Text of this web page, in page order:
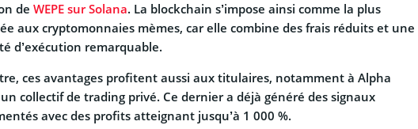
de WEPE sur Solana. La blockchain s’impose ainsi comme la plus
aux cryptomonnaies mèmes, car elle combine des frais réduits et une
d’exécution remarquable.
ces avantages profitent aussi aux titulaires, notamment à Alpha
collectif de trading privé. Ce dernier a déjà généré des signaux
avec des profits atteignant jusqu’à 1 000 %.